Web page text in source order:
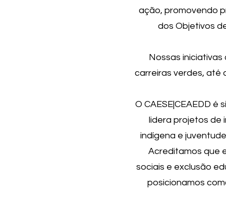
ação, promovendo
dos Objetivos
Nossas
carreiras verdes, até
O CAESE|CEAEDD
lidera projetos de
indígena e
Acreditamos que
sociais e exclusão
posicionamos